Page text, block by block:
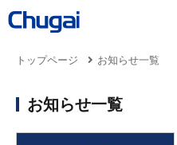
トップページ お知らせ一覧
お知らせ一覧